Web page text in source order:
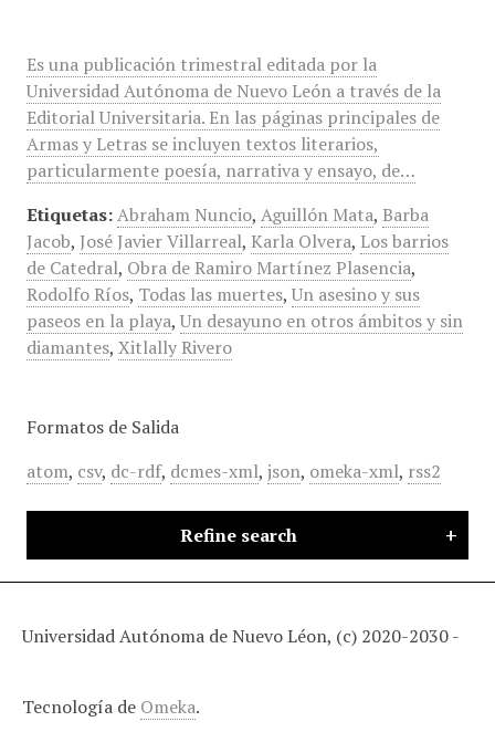
Es una publicación trimestral editada por la
Universidad Autónoma de Nuevo León a través de la
Editorial Universitaria. En las páginas principales de
Armas y Letras se incluyen textos literarios,
particularmente poesía, narrativa y ensayo, de…
Etiquetas: Abraham Nuncio, Aguillón Mata, Barba
Jacob, José Javier Villarreal, Karla Olvera, Los barrios
de Catedral, Obra de Ramiro Martínez Plasencia,
Rodolfo Ríos, Todas las muertes, Un asesino y sus
paseos en la playa, Un desayuno en otros ámbitos y sin
diamantes, Xitlally Rivero
Formatos de Salida
atom, csv, dc-rdf, dcmes-xml, json, omeka-xml, rss2
Refine search
Universidad Autónoma de Nuevo Léon, (c) 2020-2030 -
Tecnología de Omeka.